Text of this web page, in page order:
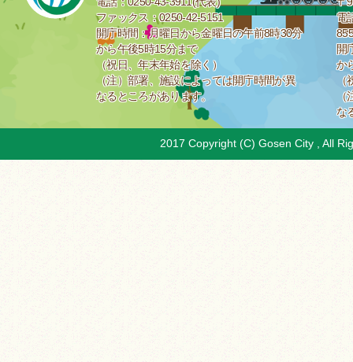
ファックス：0250-42-5151
開庁時間：月曜日から金曜日の午前8時30分
から午後5時15分まで
（祝日、年末年始を除く）
（注）部署、施設によっては開庁時間が異
なるところがあります。
電
開
か
な
2017 Copyright (C) Gosen City , All